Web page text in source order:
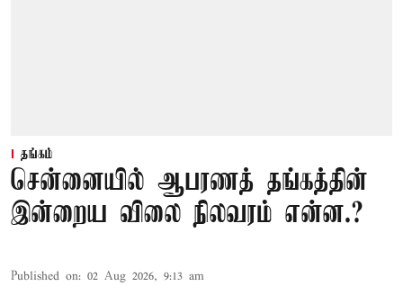
தங்கம்
சென்னையில் ஆபரணத் தங்கத்தின்
இன்றைய விலை நிலவரம் என்ன.?
Published on: 02 Aug 2026, 9:13 am